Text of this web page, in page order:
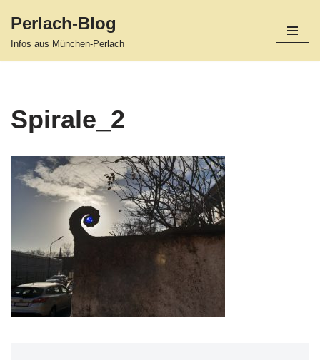
Zum
Perlach-Blog
Infos aus München-Perlach
Spirale_2